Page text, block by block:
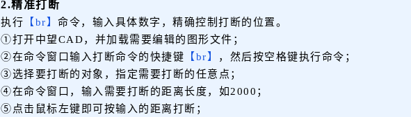
2.精准打断
执行 【br】 命令，输入具体数字，精确控制打断的位置。
①打开中望CAD，并加载需要编辑的图形文件；
②在命令窗口输入打断命令的快捷键 【br】
，然后按空格键执行命令；
③选择要打断的对象，指定需要打断的任意点；
④在命令窗口，输入需要打断的距离长度，如2000；
⑤点击鼠标左键即可按输入的距离打断；